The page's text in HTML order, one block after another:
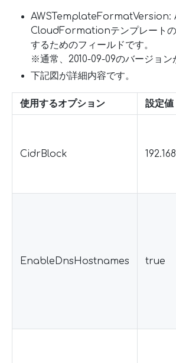
AWSTemplateFormatVersion:
CloudFormationテンプレートの
するためのフィールドです。
※通常、2010-09-09のバージョン
下記図が詳細内容です。
使用するオプション 設定値
CidrBlock
EnableDnsHostnames true